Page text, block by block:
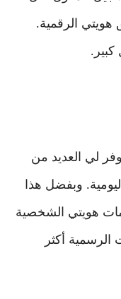
الرقمية.
لي العديد من
وبفضل هذا
هويتي الشخصية
أكثر